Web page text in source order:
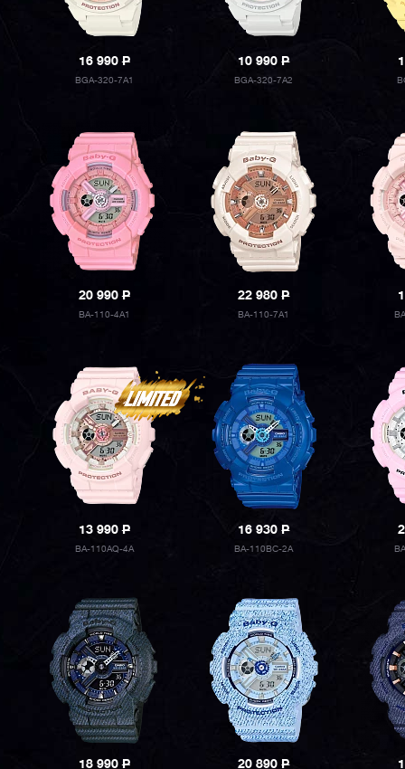
16 990P
BGA-320-7A1
10 990P
BGA-320-7A2
20 990P
BA-110-4A1
22 980P
BA-110-7A1
13 990P
BA-110AQ-4A
16 930P
BA-110BC-2A
18 990P 20 890P